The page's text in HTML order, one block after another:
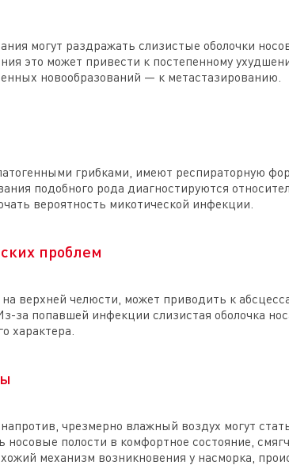
могут раздражать слизистые оболочки
это может привести к постепенному
новообразований — к метастазированию.
грибками, имеют респираторную
подобного рода диагностируются
вероятность микотической инфекции.
проблем
верхней челюсти, может приводить к
попавшей инфекции слизистая оболочка
характера.
чрезмерно влажный воздух могут
полости в комфортное состояние,
механизм возникновения у насморка,